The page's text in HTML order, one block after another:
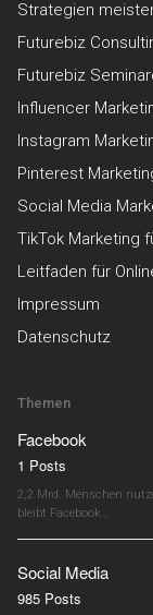
Strategien
Futurebiz
Futurebiz
Influencer
Instagram
Pinterest
Social Media
TikTok Marketing
Leitfaden für
Impressum
Datenschutz
Themen
Facebook
1 Posts
2,2 Mrd. Menschen
bleibt Facebook…
Social Media
985 Posts